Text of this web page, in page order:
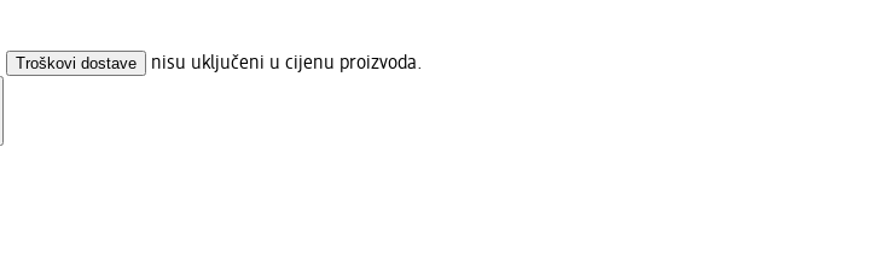
Troškovi dostave nisu uključeni u cijenu proizvoda.